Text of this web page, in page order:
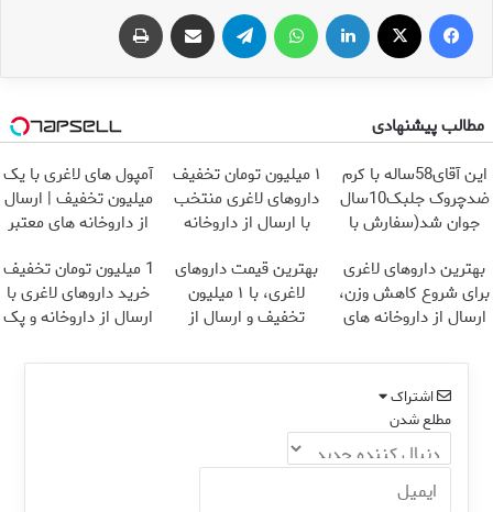
فیس بوک لینکدین تلگرام اشتراک گذاری از طریق ایمیل
مطالب پیشنهادی
این آقای58ساله با کرم
ضدچروک جلبک10سال
جوان شد(سفارش با
۱ میلیون تومان تخفیف
داروهای لاغری منتخب
با ارسال از داروخانه
آمپول های لاغری با یک
میلیون تخفیف | ارسال
از داروخانه های معتبر
بهترین داروهای لاغری
برای شروع کاهش وزن،
ارسال از داروخانه های
بهترین قیمت داروهای
لاغری، با ۱ میلیون
تخفیف و ارسال از
1 میلیون تومان تخفیف
خرید داروهای لاغری با
ارسال از داروخانه و پک
اشتراک
مطلع شدن